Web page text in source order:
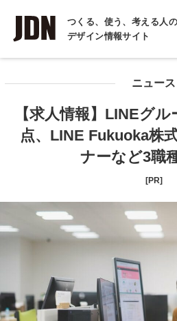
つくる、使う、考える人の
デザイン情報サイト
INTERVIEW
インタビュー
COLUMN
ニュース
【求人情報】LINEグ
点、LINE Fukuoka株
ナーなど3職
[PR]